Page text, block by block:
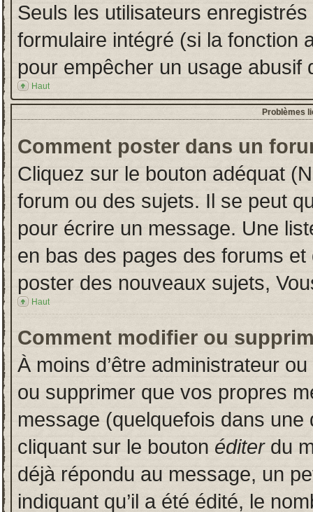
Seuls les utilisateurs
formulaire intégré (si la fonction
pour empêcher un usage abusif
Haut
Problèmes
Comment poster dans un
Cliquez sur le bouton adéquat
forum ou des sujets. Il se peut
pour écrire un message. Une
en bas des pages des forums
poster des nouveaux sujets,
Haut
Comment modifier ou
À moins d’être administrateur
ou supprimer que vos propres
message (quelquefois dans
cliquant sur le bouton éditerdu
déjà répondu au message, un
indiquant qu’il a été édité, le